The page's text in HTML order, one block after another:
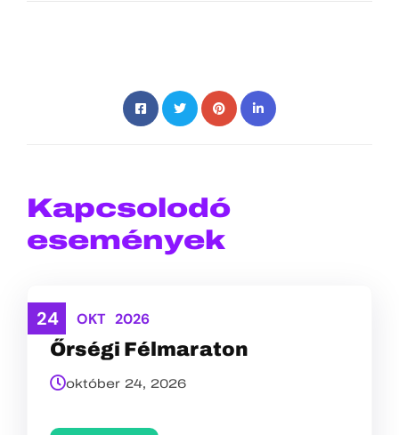
Kapcsolodó
események
24 OKT 2026
ASZFALT
Őrségi Félmaraton
október 24, 2026